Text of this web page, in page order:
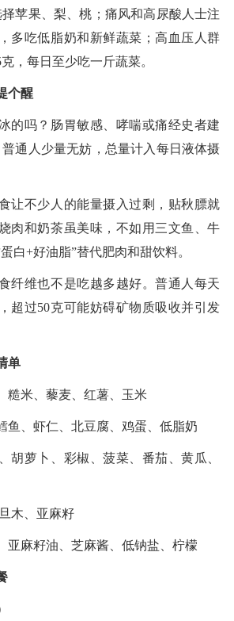
苹果、梨、桃；痛风和高尿酸人士注
多吃低脂奶和新鲜蔬菜；高血压人群
，每日至少吃一斤蔬菜。
个醒
吗？肠胃敏感、哮喘或痛经史者建
通人少量无妨，总量计入每日液体摄
不少人的能量摄入过剩，贴秋膘就
肉和奶茶虽美味，不如用三文鱼、牛
白+好油脂”替代肥肉和甜饮料。
维也不是吃越多越好。普通人每天
超过50克可能妨碍矿物质吸收并引发
单
米、藜麦、红薯、玉米
、虾仁、北豆腐、鸡蛋、低脂奶
萝卜、彩椒、菠菜、番茄、黄瓜、
、亚麻籽
麻籽油、芝麻酱、低钠盐、柠檬